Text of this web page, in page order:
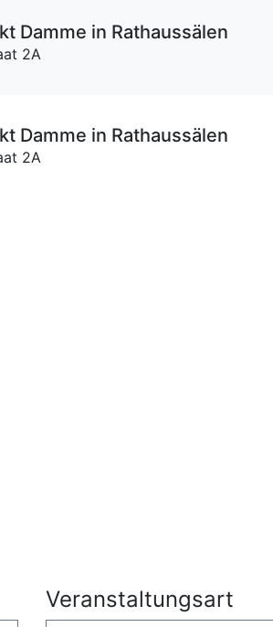
Damme in Rathaussälen
2A
Damme in Rathaussälen
2A
Veranstaltungsart